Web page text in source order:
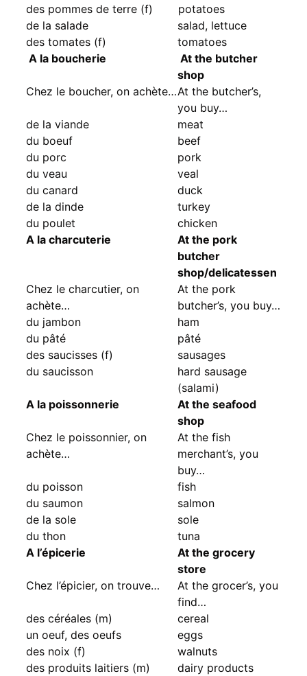
des pommes de terre (f)
potatoes
de la salade
salad, lettuce
des tomates (f)
tomatoes
A la boucherie
At the butcher
shop
Chez le boucher, on achète…At the butcher’s,
you buy…
de la viande
meat
du boeuf
beef
du porc
pork
du veau
veal
du canard
duck
de la dinde
turkey
du poulet
chicken
A la charcuterie
At the pork
butcher
shop/delicatessen
Chez le charcutier, on
achète…
At the pork
butcher’s, you buy…
du jambon
ham
du pâté
pâté
des saucisses (f)
sausages
du saucisson
hard sausage
(salami)
A la poissonnerie
At the seafood
shop
Chez le poissonnier, on
achète…
At the fish
merchant’s, you
buy…
du poisson
fish
du saumon
salmon
de la sole
sole
du thon
tuna
A l’épicerie
At the grocery
store
Chez l’épicier, on trouve…
At the grocer’s, you
find…
des céréales (m)
cereal
un oeuf, des oeufs
eggs
des noix (f)
walnuts
des produits laitiers (m)
dairy products